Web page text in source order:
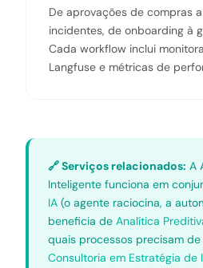
De aprovações de compras
incidentes, de onboarding à
Cada workflow inclui
Langfuse e métricas de
🔗 Serviços relacionados: A
Inteligente funciona em
IA (o agente raciocina, a
beneficia de Analítica
quais processos precisam de
Consultoria em Estratégia de